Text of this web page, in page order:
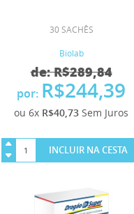
30 SACHÊS
Biolab
de: R$289,84
por: R$244,39
ou 6x R$40,73 Sem Juros
INCLUIR NA CESTA